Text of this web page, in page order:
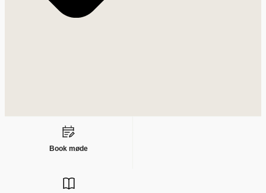
Book møde